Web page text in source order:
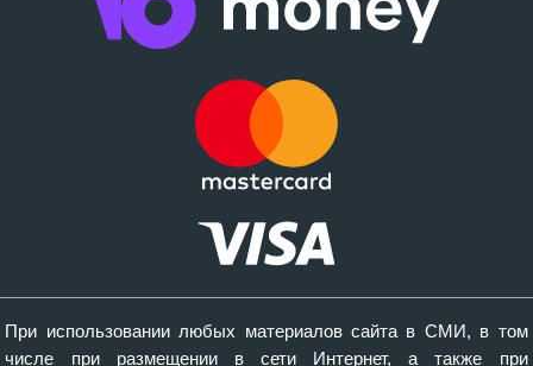
При использовании любых материалов сайта в СМИ, в том
числе при размещении в сети Интернет, а также при